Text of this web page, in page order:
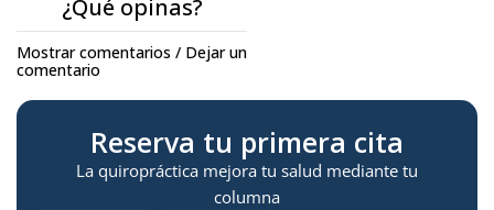
¿Qué opinas?
Mostrar comentarios / Dejar un
comentario
Reserva tu primera cita
La quiropráctica mejora tu salud mediante tu
columna